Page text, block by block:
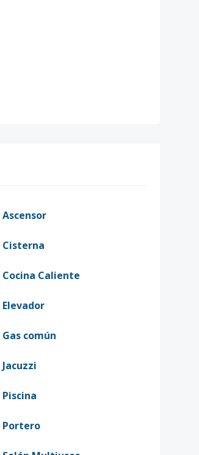
Ascensor
Cisterna
Cocina Caliente
Elevador
Gas común
Jacuzzi
Piscina
Portero